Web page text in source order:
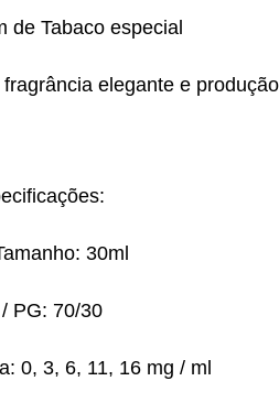
de Tabaco especial
elegante e
30ml
PG: 70/30
0, 3, 6, 11, 16 mg / ml